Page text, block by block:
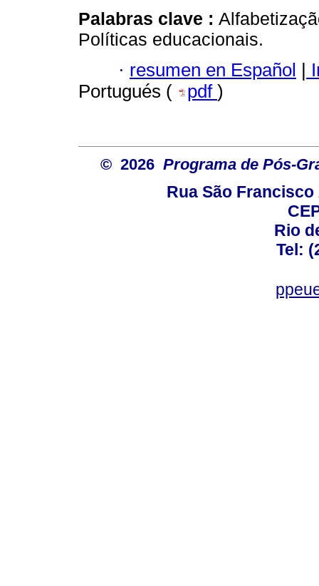
Palabras clave :
Políticas educacionais.
· resumen en Español |
Portugués (
pdf )
© 2026 Programa de Pós-
Rua São Francisco
Rio
Tel: